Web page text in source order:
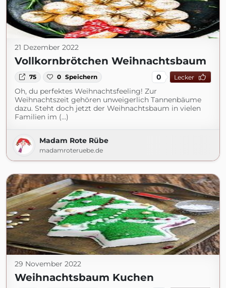
21 Dezember 2022
Vollkornbrötchen Weihnachtsbaum
75 0 Speichern 0 Lecker
Oh, du perfektes Weihnachtsfeeling! Zur
Weihnachtszeit gehören unweigerlich Tannenbäume
dazu. Steht doch jetzt der Weihnachtsbaum in vielen
Familien im (...)
Madam Rote Rübe
madamroteruebe.de
29 November 2022
Weihnachtsbaum Kuchen